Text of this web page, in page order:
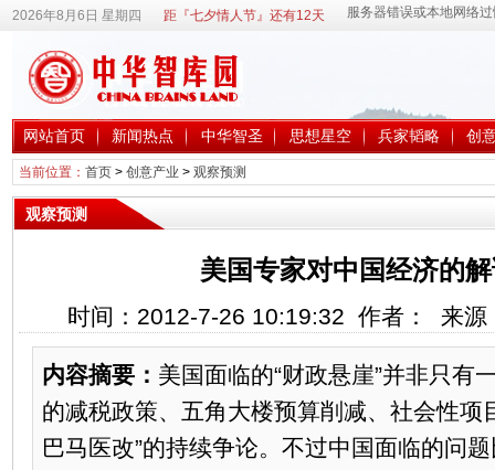
2026年8月6日 星期四 距『七夕情人节』还有12天
网站首页 新闻热点 中华智圣 思想星空 兵家韬略 创
当前位置： 首页> 创意产业 > 观察预测
观察预测
美国专家对中国经济的
时间：2012-7-26 10:19:32 作者： 来
内容摘要： 美国面临的“财政悬崖”并非只有
的减税政策、五角大楼预算削减、社会性项
巴马医改”的持续争论。不过中国面临的问